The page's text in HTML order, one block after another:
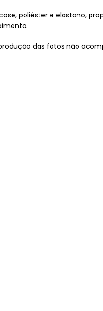
poliéster e elastano,
das fotos não